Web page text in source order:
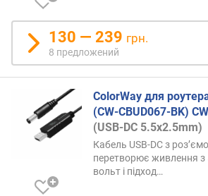
е
в
ы
м
п
а
л
ф
и
130 — 239 грн.
8 предложений
ColorWay для
(CW-CBUD067-BK)
(USB-DC 5.5х2.5mm)
Кабель USB-DC з
перетворює живлення з
вольт і підход…